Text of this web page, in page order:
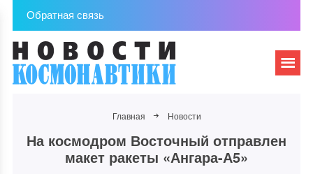
Обратная связь
Главная Новости
На космодром Восточный отправлен
макет ракеты «Ангара-А5»